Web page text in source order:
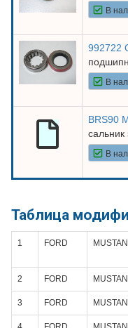
В
992722
В
BRS90
cальник
В
Таблица
1 FORD
2 FORD
3 FORD